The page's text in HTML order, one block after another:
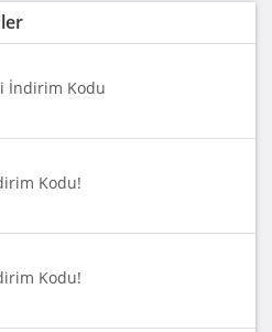
İndirim Kodu
Kodu!
Kodu!